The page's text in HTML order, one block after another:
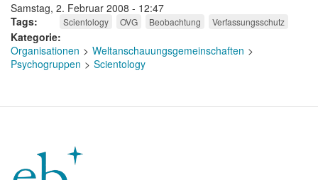
Samstag, 2. Februar 2008 - 12:47
Tags
Scientology OVG Beobachtung Verfassungsschutz
Kategorie
Organisationen
Weltanschauungsgemeinschaften
Psychogruppen
Scientology